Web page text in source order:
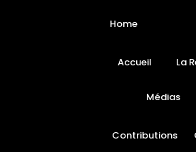
Home
Accueil La
Médias
Contributions